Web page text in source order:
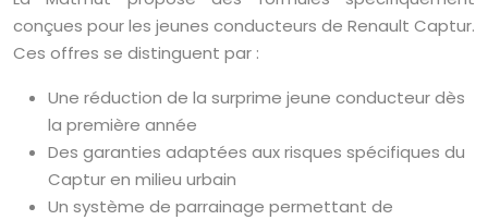
conçues pour les jeunes conducteurs de Renault Captur.
Ces offres se distinguent par :
Une réduction de la surprime jeune conducteur dès
la première année
Des garanties adaptées aux risques spécifiques du
Captur en milieu urbain
Un système de parrainage permettant de